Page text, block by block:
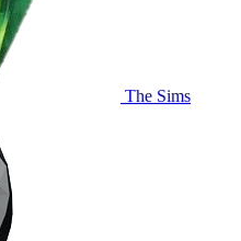
The Sims